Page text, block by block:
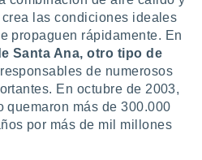
las condiciones ideales
propaguen rápidamente. En
Santa Ana, otro tipo de
de numerosos
En octubre de 2003,
quemaron más de 300.000
por más de mil millones